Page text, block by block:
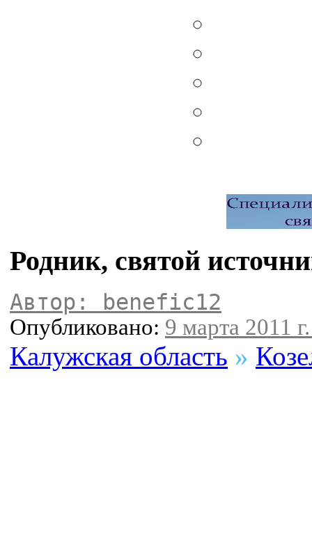
Родник, святой
Автор: benefic12
Опубликовано: 9 марта 2011
Калужская область »